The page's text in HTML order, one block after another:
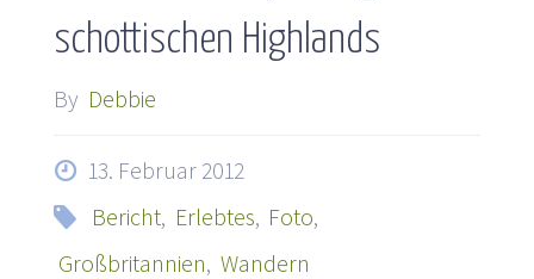
schottischen Highlands
By Debbie
13. Februar 2012
Bericht, Erlebtes, Foto,
Großbritannien, Wandern